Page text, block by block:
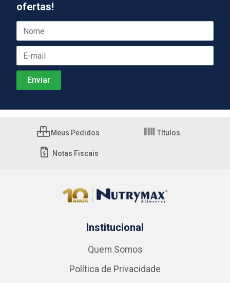
ofertas!
Meus Pedidos Títulos
Notas Fiscais
Institucional
Quem Somos
Política de Privacidade